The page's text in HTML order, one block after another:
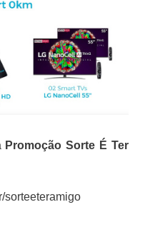
Promoção Sorte É Ter
sorteeteramigo